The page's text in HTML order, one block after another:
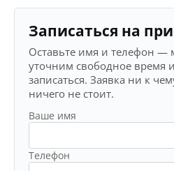
Записаться на
Оставьте имя и телефон —
уточним свободное время
записаться. Заявка ни к
ничего не стоит.
Ваше имя
Телефон